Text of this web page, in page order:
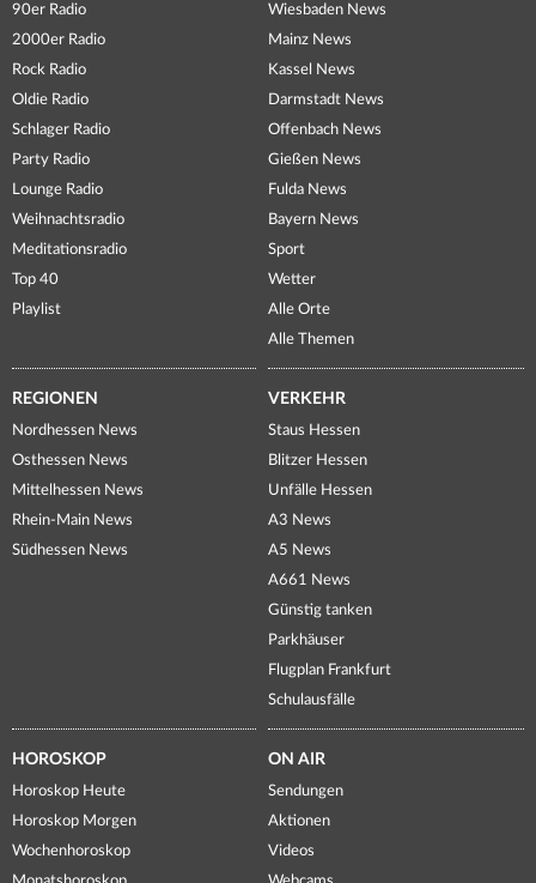
90er Radio
2000er Radio
Rock Radio
Oldie Radio
Schlager Radio
Party Radio
Lounge Radio
Weihnachtsradio
Meditationsradio
Top 40
Playlist
Wiesbaden News
Mainz News
Kassel News
Darmstadt News
Offenbach News
Gießen News
Fulda News
Bayern News
Sport
Wetter
Alle Orte
Alle Themen
REGIONEN
Nordhessen News
Osthessen News
Mittelhessen News
Rhein-Main News
Südhessen News
VERKEHR
Staus Hessen
Blitzer Hessen
Unfälle Hessen
A3 News
A5 News
A661 News
Günstig tanken
Parkhäuser
Flugplan Frankfurt
Schulausfälle
HOROSKOP
Horoskop Heute
Horoskop Morgen
Wochenhoroskop
ON AIR
Sendungen
Aktionen
Videos